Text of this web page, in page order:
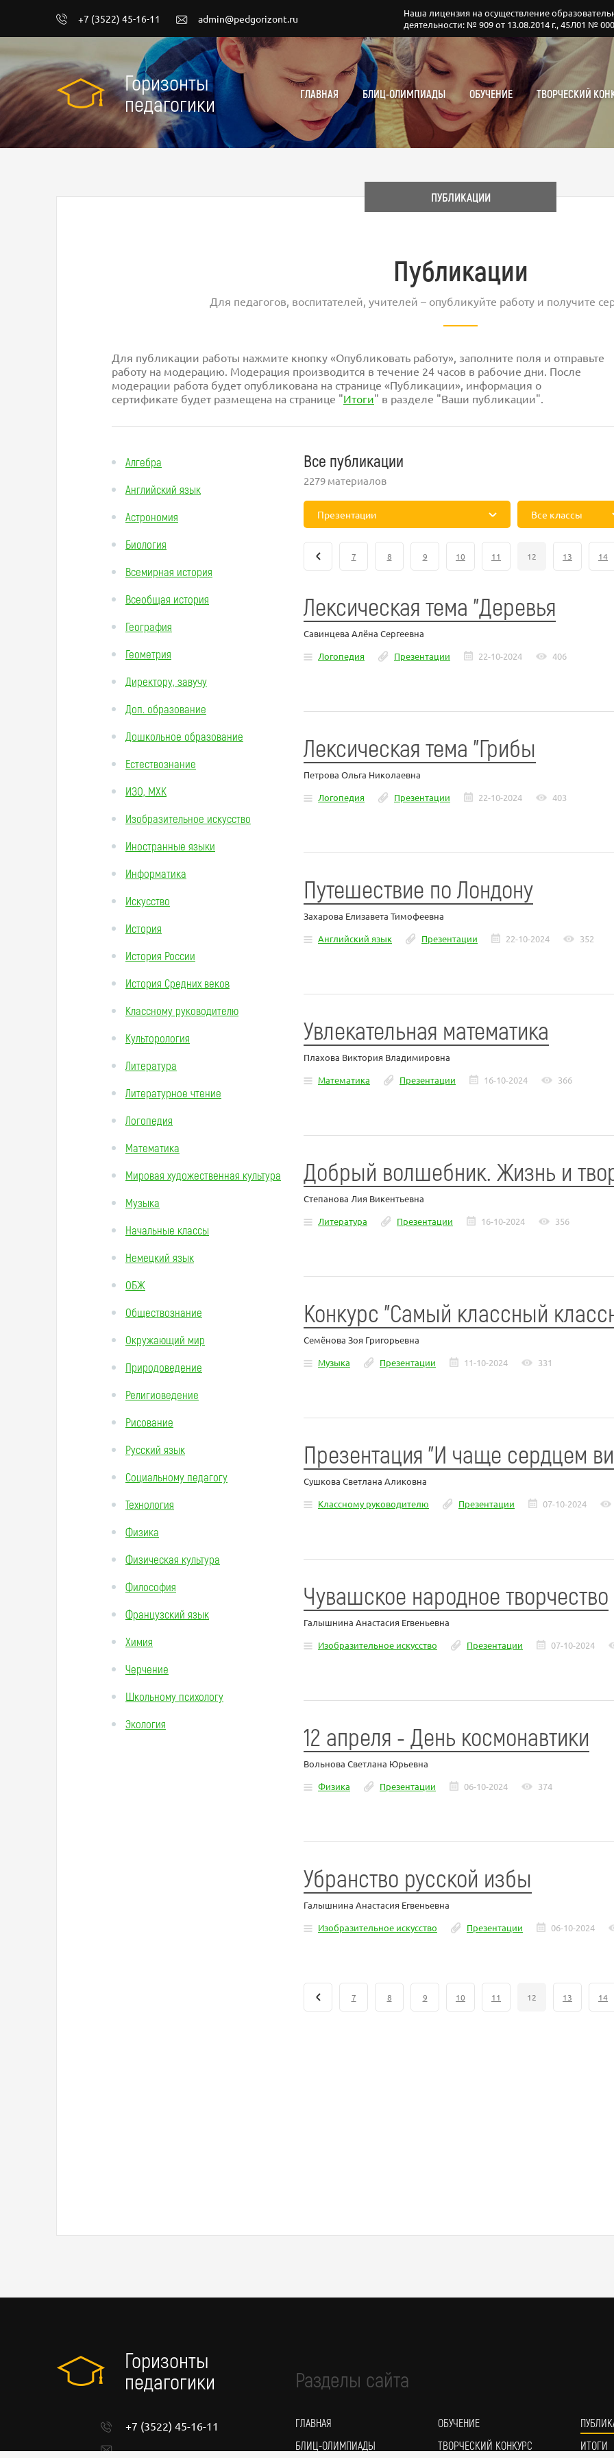
+7 (3522) 45-16-11 admin@pedgorizont.ru
Наша лицензия на осуществление
деятельности: № 909 от 13.08.2014 г., 45Л01 №
Горизонты
педагогики
ГЛАВНАЯ БЛИЦ-ОЛИМПИАДЫ ОБУЧЕНИЕ ТВОРЧЕСКИЙ
ПУБЛИКАЦИИ
Публикации
Для педагогов, воспитателей, учителей – опубликуйте работу и получите
Для публикации работы нажмите кнопку «Опубликовать работу», заполните поля и отправьте
работу на модерацию. Модерация производится в течение 24 часов в рабочие дни. После
модерации работа будет опубликована на странице «Публикации», информация о
сертификате будет размещена на странице "Итоги" в разделе "Ваши публикации".
Алгебра
Английский язык
Астрономия
Биология
Всемирная история
Всеобщая история
География
Геометрия
Директору, завучу
Доп. образование
Дошкольное образование
Естествознание
ИЗО, МХК
Изобразительное искусство
Иностранные языки
Информатика
Искусство
История
История России
История Средних веков
Классному руководителю
Культорология
Литература
Литературное чтение
Логопедия
Математика
Мировая художественная культура
Музыка
Начальные классы
Немецкий язык
ОБЖ
Обществознание
Окружающий мир
Природоведение
Религиоведение
Рисование
Русский язык
Социальному педагогу
Технология
Физика
Физическая культура
Философия
Французский язык
Химия
Черчение
Школьному психологу
Экология
Все публикации
2279 материалов
Презентации Все классы
7 8 9 10 11 12 13 14
Лексическая тема "Деревья
Савинцева Алёна Сергеевна
Логопедия
Презентации 22-10-2024 406
Лексическая тема "Грибы
Петрова Ольга Николаевна
Логопедия
Презентации 22-10-2024 403
Путешествие по Лондону
Захарова Елизавета Тимофеевна
Английский язык
Презентации 22-10-2024 352
Увлекательная математика
Плахова Виктория Владимировна
Математика
Презентации 16-10-2024 366
Добрый волшебник. Жизнь и
Степанова Лия Викентьевна
Литература
Презентации 16-10-2024 356
Конкурс "Самый классный
Семёнова Зоя Григорьевна
Музыка
Презентации 11-10-2024 331
Презентация "И чаще сердцем
Сушкова Светлана Аликовна
Классному руководителю
Презентации 07-10-2024
Чувашское народное творчество
Галышнина Анастасия Егвеньевна
Изобразительное искусство
Презентации 07-10-2024
12 апреля - День космонавтики
Вольнова Светлана Юрьевна
Физика
Презентации 06-10-2024 374
Убранство русской избы
Галышнина Анастасия Егвеньевна
Изобразительное искусство
Презентации 06-10-2024
7 8 9 10 11 12 13 14
Горизонты
педагогики
+7 (3522) 45-16-11
Разделы сайта
ГЛАВНАЯ ОБУЧЕНИЕ
БЛИЦ-ОЛИМПИАДЫ
ТВОРЧЕСКИЙ КОНКУРС ИТОГИ